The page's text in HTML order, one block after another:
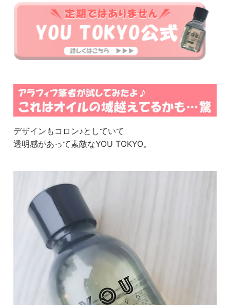
デザインもコロン♪としていて
透明感があって素敵なYOU TOKYO。